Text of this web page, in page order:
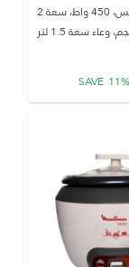
خلاط مولينكس، 450 واط، سعة 2
وعاء سعة 1.5 لتر
SAVE 11%